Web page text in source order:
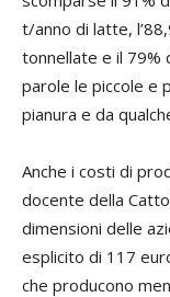
t/anno di latte,
tonnellate e il 79%
parole le piccole e
pianura e da
Anche i costi di
docente della
dimensioni delle
esplicito di 117
che producono